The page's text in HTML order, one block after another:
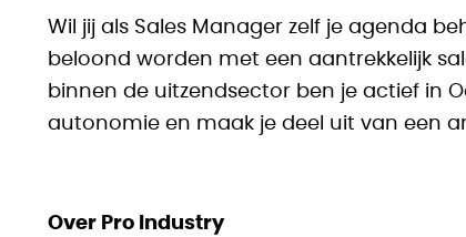
Wil jij als Sales Manager zelf je agenda
beloond worden met een aantrekkelijk
binnen de uitzendsector ben je actief in
autonomie en maak je deel uit van een
Over Pro Industry